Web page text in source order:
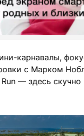
карнавалы,
с Марком
— здесь скучно